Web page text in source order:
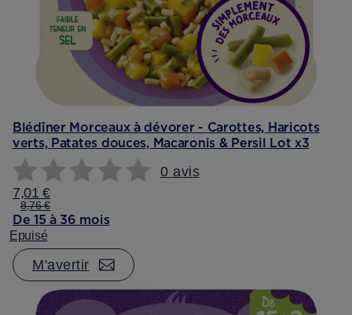
Blédîner Morceaux à dévorer - Carottes, Haricots
verts, Patates douces, Macaronis & Persil Lot x3
0 avis
7,01 €
8,76 €
De 15 à 36 mois
Epuisé
M'avertir